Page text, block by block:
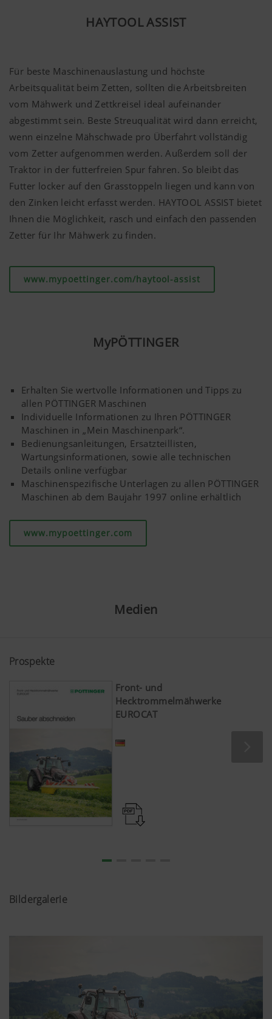
HAYTOOL ASSIST
Für beste Maschinenauslastung und höchste
Arbeitsqualität beim Zetten, sollten die Arbeitsbreiten
vom Mähwerk und Zettkreisel ideal aufeinander
abgestimmt sein. Beste Streuqualität wird dann erreicht,
wenn einzelne Mähschwade pro Überfahrt vollständig
vom Zetter aufgenommen werden. Außerdem soll der
Traktor in der futterfreien Spur fahren. So bleibt das
Futter locker auf den Grasstoppeln liegen und kann von
den Zinken leicht erfasst werden. HAYTOOL ASSIST bietet
Ihnen die Möglichkeit, rasch und einfach den passenden
Zetter für Ihr Mähwerk zu finden.
www.mypoettinger.com/haytool-assist
MyPÖTTINGER
Erhalten Sie wertvolle Informationen und Tipps zu
allen PÖTTINGER Maschinen
Individuelle Informationen zu Ihren PÖTTINGER
Maschinen in „Mein Maschinenpark“.
Bedienungsanleitungen, Ersatzteillisten,
Wartungsinformationen, sowie alle technischen
Details online verfügbar
Maschinenspezifische Unterlagen zu allen PÖTTINGER
Maschinen ab dem Baujahr 1997 online erhältlich
www.mypoettinger.com
Medien
Prospekte
Front- und
Hecktrommelmähwerke
EUROCAT
Bildergalerie